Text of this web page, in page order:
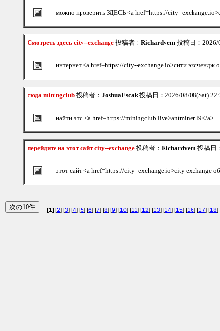
можно проверить ЗДЕСЬ <a href=https://city--
Смотреть здесь city--exchange 投稿者： Richardvem 投稿日：
интернет <a href=https://city--exchange.io>сити эксчендж
сюда miningclub 投稿者： JoshuaEscak投稿日：2026/08/08(Sat)
найти это <a href=https://miningclub.live>antminer l9</a>
перейдите на этот сайт city--exchange 投稿者： Richardvem 投稿日
этот сайт <a href=https://city--exchange.io>city exchange
[1] [2] [3] [4] [5] [6] [7] [8] [9] [10] [11] [12] [13] [14] [15] [16] [17] [18]